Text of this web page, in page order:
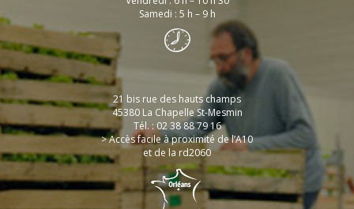
Samedi : 5 h – 9 h
21 bis rue des hauts champs
45380 La Chapelle St-Mesmin
Tél. : 02 38 88 79 16
> Accès facile à proximité de l’A10
et de la rd2060